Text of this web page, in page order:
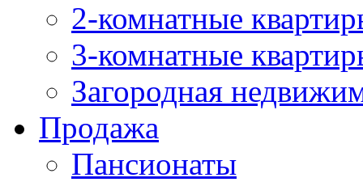
2-комнатные
3-комнатные
Загородная
Продажа
Пансионаты